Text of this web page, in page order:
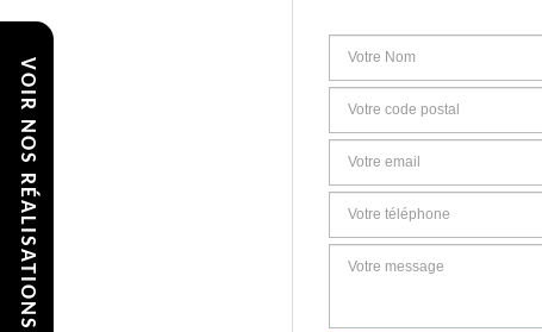
VOIR NOS RÉALISATIONS